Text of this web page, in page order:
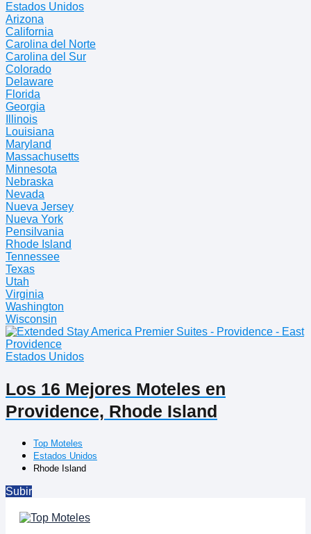
Estados Unidos
Arizona
California
Carolina del Norte
Carolina del Sur
Colorado
Delaware
Florida
Georgia
Illinois
Louisiana
Maryland
Massachusetts
Minnesota
Nebraska
Nevada
Nueva Jersey
Nueva York
Pensilvania
Rhode Island
Tennessee
Texas
Utah
Virginia
Washington
Wisconsin
Estados Unidos
Los 16 Mejores Moteles en
Providence, Rhode Island
Top Moteles
Estados Unidos
Rhode Island
Subir